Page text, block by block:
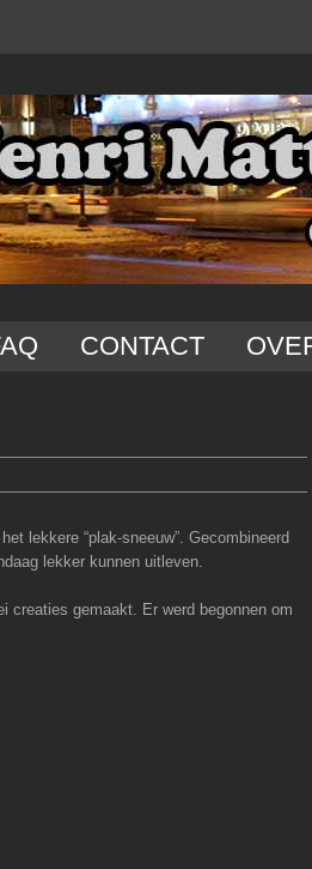
CONTACT
lekkere “plak-sneeuw”. Gecombineerd
lekker kunnen uitleven.
creaties gemaakt. Er werd begonnen om